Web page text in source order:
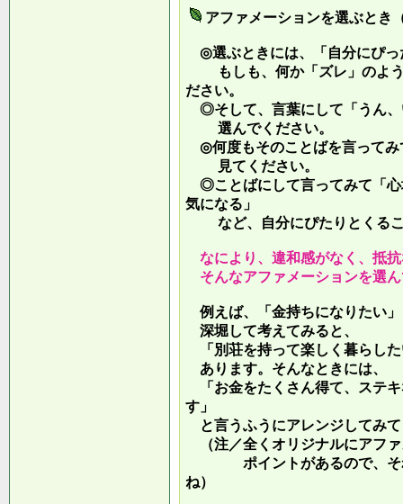
アファメーションを選ぶとき
◎選ぶときには、「自分にぴっ
もしも、何か「ズレ」のよう
ださい。
◎そして、言葉にして「うん、
選んでください。
◎何度もそのことばを言ってみ
見てください。
◎ことばにして言ってみて「心
気になる」
など、自分にぴたりとくるこ
なにより、違和感がなく、抵
そんなアファメーションを選
例えば、「金持ちになりたい
深堀して考えてみると、
「別荘を持って楽しく暮らし
あります。そんなときには、
「お金をたくさん得て、ステ
す」
と言うふうにアレンジしてみ
（注／全くオリジナルにアフ
ポイントがあるので、それ
ね）